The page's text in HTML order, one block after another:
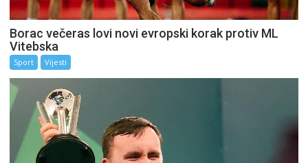
Borac večeras lovi novi evropski korak protiv ML
Vitebska
Sport Vijesti